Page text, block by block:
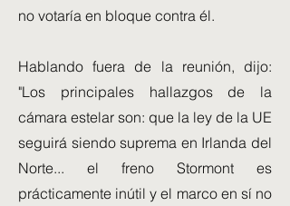
no votaría en bloque contra él.
Hablando fuera de la reunión, dijo:
"Los principales hallazgos de la
cámara estelar son: que la ley de la UE
seguirá siendo suprema en Irlanda del
Norte... el freno Stormont es
prácticamente inútil y el marco en sí no